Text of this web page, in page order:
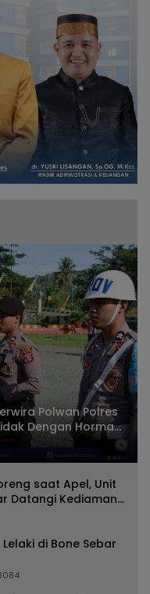
Polwan Polres
Dengan Hormat
saat Apel, Unit
Datangi Kediaman
di Bone Sebar